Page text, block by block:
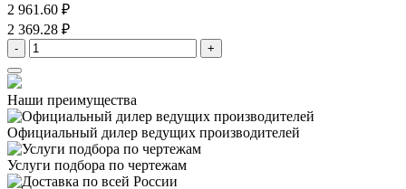
2 961.60 ₽
2 369.28 ₽
- +
Наши преимущества
Официальный дилер ведущих производителей
Услуги подбора по чертежам